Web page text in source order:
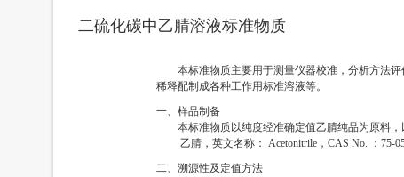
二硫化碳中乙腈溶液标准物质
本标准物质主要用于测量仪器校准，分析方法
稀释配制成各种工作用标准溶液等。
一、样品制备
本标准物质以纯度经准确定值乙腈纯品为原料
乙腈，英文名称： Acetonitrile，CAS No. ：75-
二、溯源性及定值方法